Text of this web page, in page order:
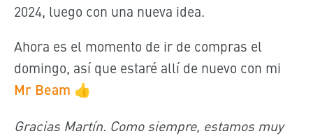
2024, luego con una nueva idea.
Ahora es el momento de ir de compras el
domingo, así que estaré allí de nuevo con mi
Mr Beam 👍
Gracias Martín. Como siempre, estamos muy